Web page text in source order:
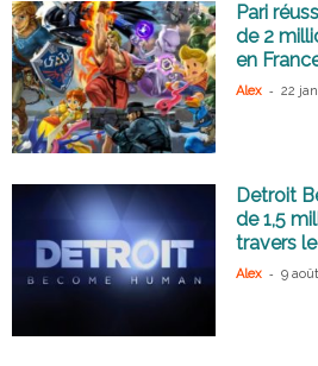
Pari
de 2
en
Alex - 22
Detroit
de 1,5
travers
Alex - 9